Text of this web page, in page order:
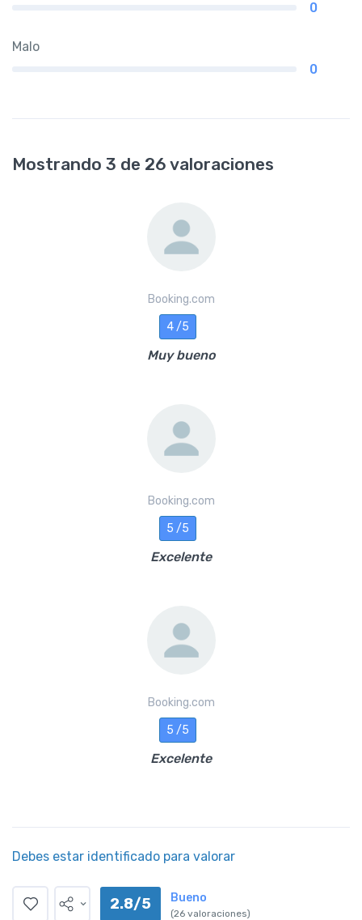
0
Malo
0
Mostrando 3 de 26 valoraciones
Booking.com
4 /5
Muy bueno
Booking.com
5 /5
Excelente
Booking.com
5 /5
Excelente
Debes estar identificado para valorar
2.8/5 Bueno
(26 valoraciones)